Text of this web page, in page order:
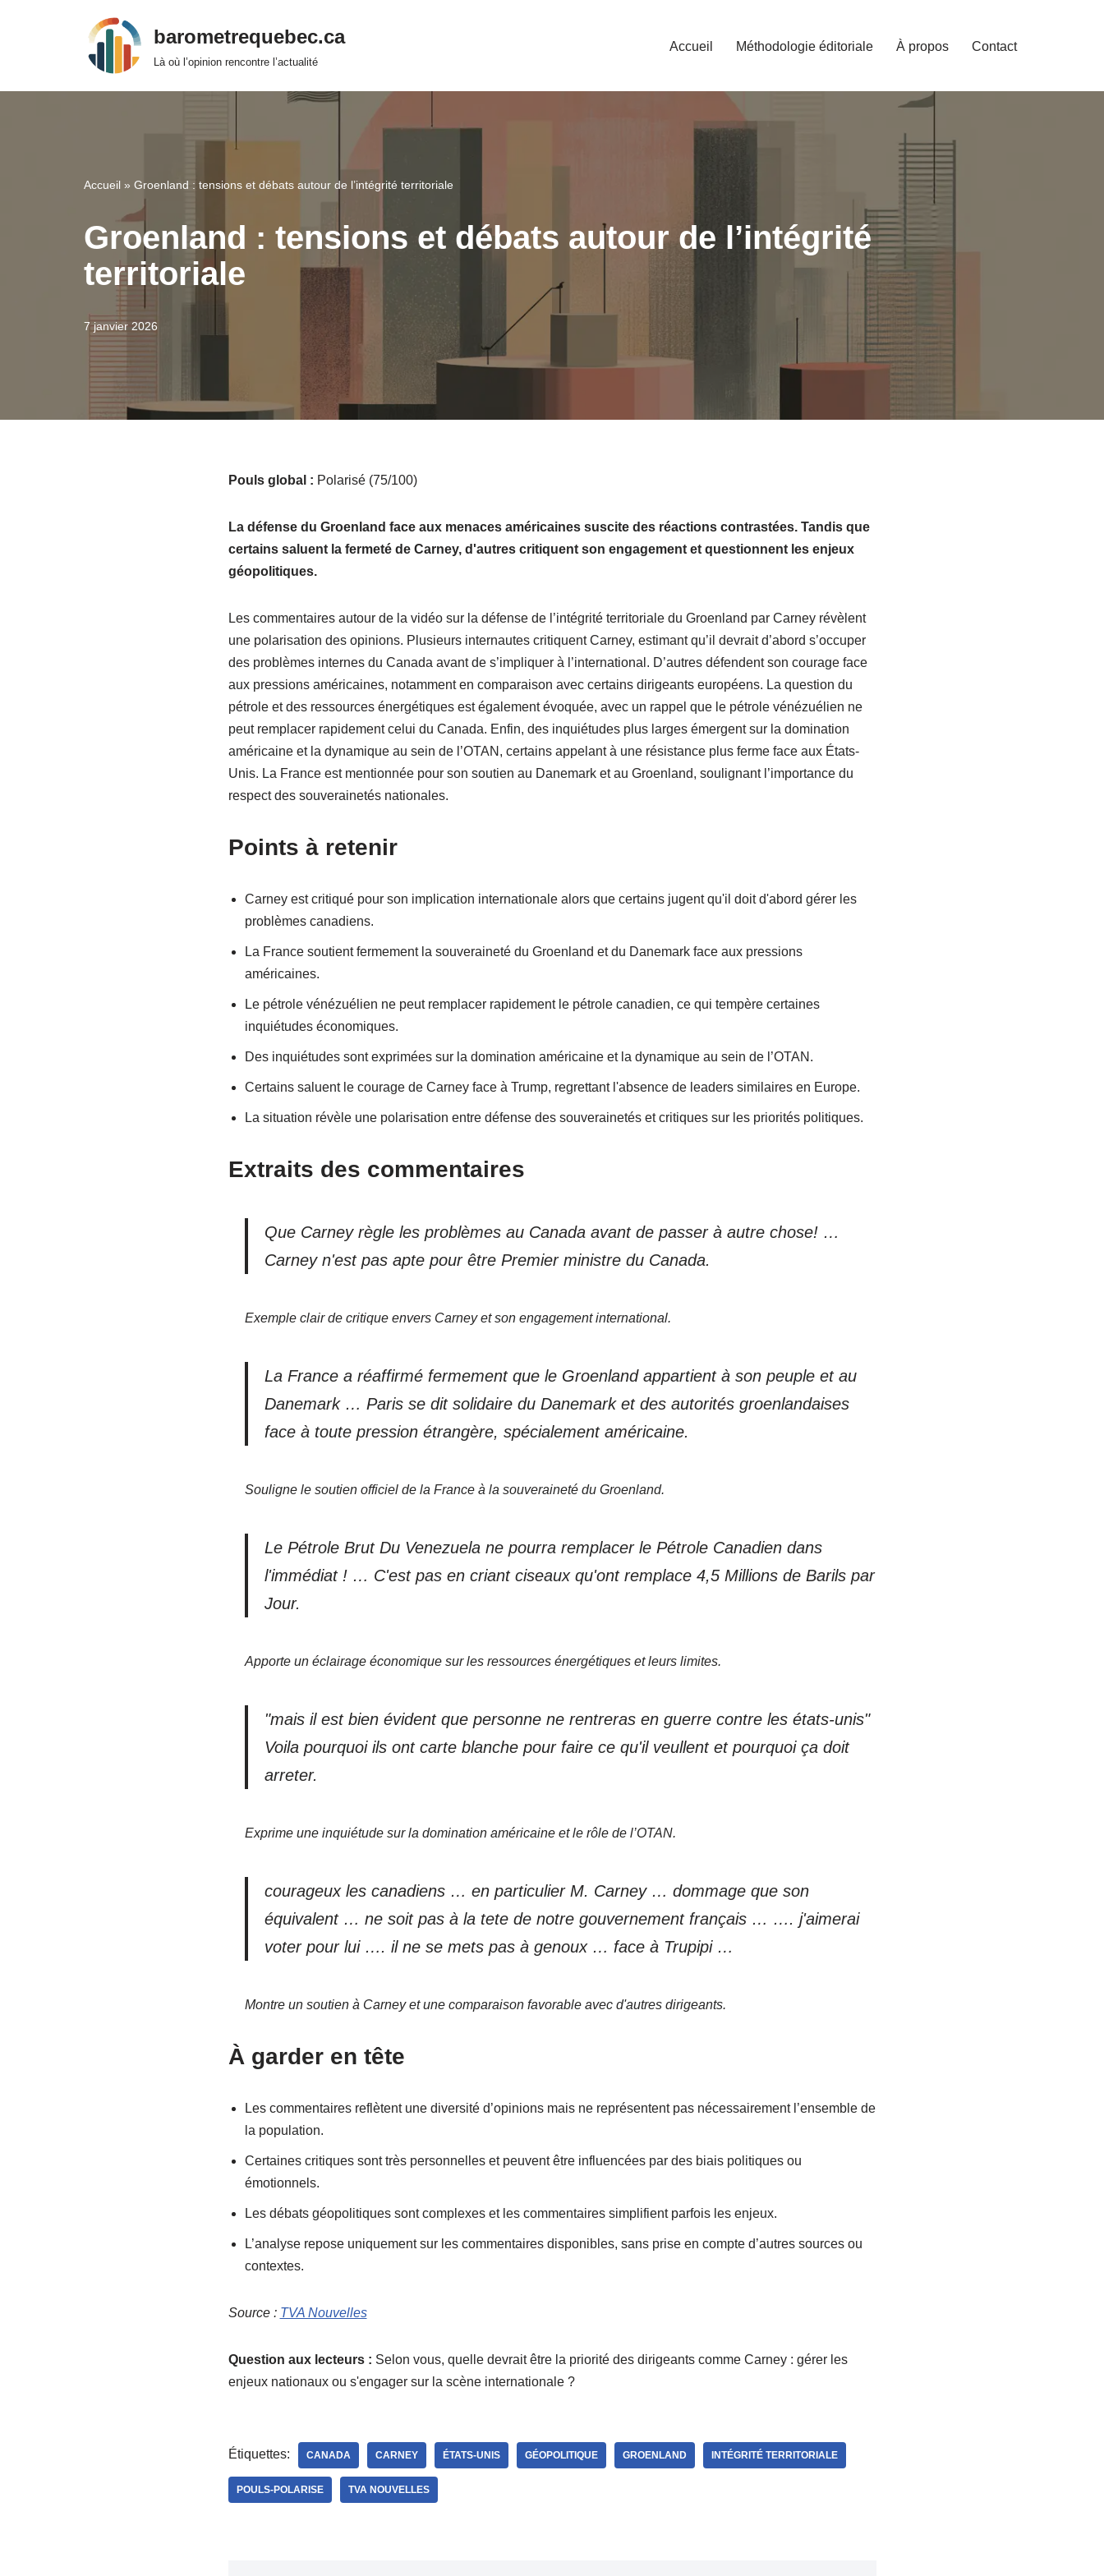
contenu
barometrequebec.ca
Là où l’opinion rencontre l’actualité
Accueil Méthodologie éditoriale À propos Contact
Accueil » Groenland : tensions et débats autour de l’intégrité territoriale
Groenland : tensions et débats autour de l’intégrité
territoriale
7 janvier 2026
Pouls global : Polarisé (75/100)
La défense du Groenland face aux menaces américaines suscite des réactions contrastées. Tandis que
certains saluent la fermeté de Carney, d'autres critiquent son engagement et questionnent les enjeux
géopolitiques.
Les commentaires autour de la vidéo sur la défense de l’intégrité territoriale du Groenland par Carney révèlent
une polarisation des opinions. Plusieurs internautes critiquent Carney, estimant qu’il devrait d’abord s’occuper
des problèmes internes du Canada avant de s’impliquer à l’international. D’autres défendent son courage face
aux pressions américaines, notamment en comparaison avec certains dirigeants européens. La question du
pétrole et des ressources énergétiques est également évoquée, avec un rappel que le pétrole vénézuélien ne
peut remplacer rapidement celui du Canada. Enfin, des inquiétudes plus larges émergent sur la domination
américaine et la dynamique au sein de l’OTAN, certains appelant à une résistance plus ferme face aux États-
Unis. La France est mentionnée pour son soutien au Danemark et au Groenland, soulignant l’importance du
respect des souverainetés nationales.
Points à retenir
Carney est critiqué pour son implication internationale alors que certains jugent qu'il doit d'abord gérer les
problèmes canadiens.
La France soutient fermement la souveraineté du Groenland et du Danemark face aux pressions
américaines.
Le pétrole vénézuélien ne peut remplacer rapidement le pétrole canadien, ce qui tempère certaines
inquiétudes économiques.
Des inquiétudes sont exprimées sur la domination américaine et la dynamique au sein de l’OTAN.
Certains saluent le courage de Carney face à Trump, regrettant l'absence de leaders similaires en Europe.
La situation révèle une polarisation entre défense des souverainetés et critiques sur les priorités politiques.
Extraits des commentaires
Que Carney règle les problèmes au Canada avant de passer à autre chose! …
Carney n'est pas apte pour être Premier ministre du Canada.
Exemple clair de critique envers Carney et son engagement international.
La France a réaffirmé fermement que le Groenland appartient à son peuple et au
Danemark … Paris se dit solidaire du Danemark et des autorités groenlandaises
face à toute pression étrangère, spécialement américaine.
Souligne le soutien officiel de la France à la souveraineté du Groenland.
Le Pétrole Brut Du Venezuela ne pourra remplacer le Pétrole Canadien dans
l'immédiat ! … C'est pas en criant ciseaux qu'ont remplace 4,5 Millions de Barils par
Jour.
Apporte un éclairage économique sur les ressources énergétiques et leurs limites.
"mais il est bien évident que personne ne rentreras en guerre contre les états-unis"
Voila pourquoi ils ont carte blanche pour faire ce qu'il veullent et pourquoi ça doit
arreter.
Exprime une inquiétude sur la domination américaine et le rôle de l’OTAN.
courageux les canadiens … en particulier M. Carney … dommage que son
équivalent … ne soit pas à la tete de notre gouvernement français … …. j'aimerai
voter pour lui …. il ne se mets pas à genoux … face à Trupipi …
Montre un soutien à Carney et une comparaison favorable avec d'autres dirigeants.
À garder en tête
Les commentaires reflètent une diversité d’opinions mais ne représentent pas nécessairement l’ensemble de
la population.
Certaines critiques sont très personnelles et peuvent être influencées par des biais politiques ou
émotionnels.
Les débats géopolitiques sont complexes et les commentaires simplifient parfois les enjeux.
L’analyse repose uniquement sur les commentaires disponibles, sans prise en compte d’autres sources ou
contextes.
Source : TVA Nouvelles
Question aux lecteurs : Selon vous, quelle devrait être la priorité des dirigeants comme Carney : gérer les
enjeux nationaux ou s'engager sur la scène internationale ?
Étiquettes: CANADA CARNEY ÉTATS-UNIS GÉOPOLITIQUE GROENLAND INTÉGRITÉ TERRITORIALE
POULS-POLARISE TVA NOUVELLES